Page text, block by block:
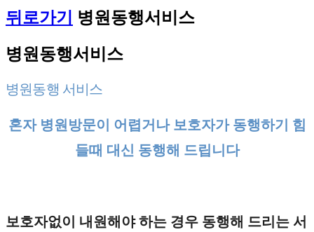
뒤로가기
병원동행서비스
병원동행서비스
병원동행 서비스
혼자 병원방문이 어렵거나 보호자가 동행하기 힘
들때 대신 동행해 드립니다
보호자없이 내원해야 하는 경우 동행해 드리는 서